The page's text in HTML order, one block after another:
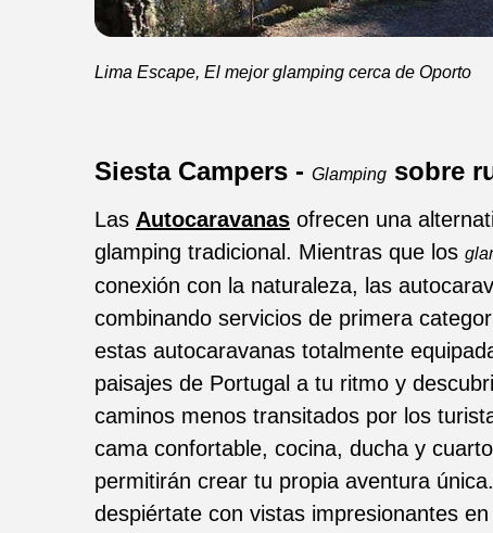
Lima Escape, El mejor glamping cerca de Oporto
Siesta Campers - Glamping sobre
Las Autocaravanas ofrecen una
glamping tradicional. Mientras que los
conexión con la naturaleza, las
combinando servicios de primera
estas autocaravanas totalmente
paisajes de Portugal a tu ritmo y
caminos menos transitados por los
cama confortable, cocina, ducha y
permitirán crear tu propia aventura
despiértate con vistas impresionantes